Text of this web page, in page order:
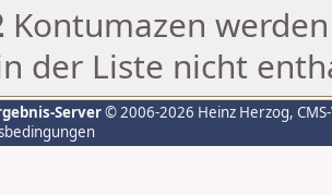
Kontumazen
der Liste nicht
Server© 2006-2026 Heinz Herzog,